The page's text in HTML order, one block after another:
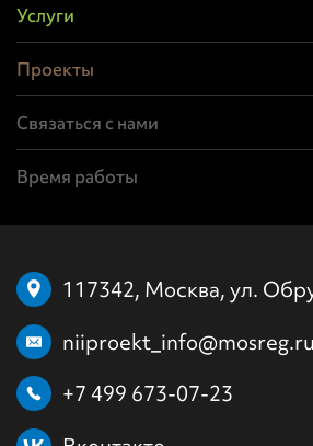
Услуги
Проекты
Связаться с нами
Время работы
117342, Москва, ул.
niiproekt_info@mosreg.ru
+7 499 673-07-23